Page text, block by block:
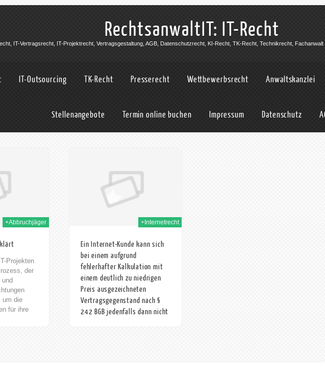
RechtsanwaltIT: IT-Recht
IT-Vertragsrecht, IT-Projektrecht, Vertragsgestaltung, AGB, Datenschutzrecht, KI-Recht, TK-Recht, Technikrecht,
IT-Outsourcing TK-Recht Presserecht Wettbewerbsrecht Anwaltskanzlei
Stellenangebote Termin online buchen Impressum Datenschutz
+Abbruchjäger
Projekten
der
und
um die
für ihre
+Internetrecht
Ein Internet-Kunde kann sich
bei einem aufgrund
fehlerhafter Kalkulation mit
einem deutlich zu niedrigen
Preis ausgezeichneten
Vertragsgegenstand nach §
242 BGB jedenfalls dann nicht